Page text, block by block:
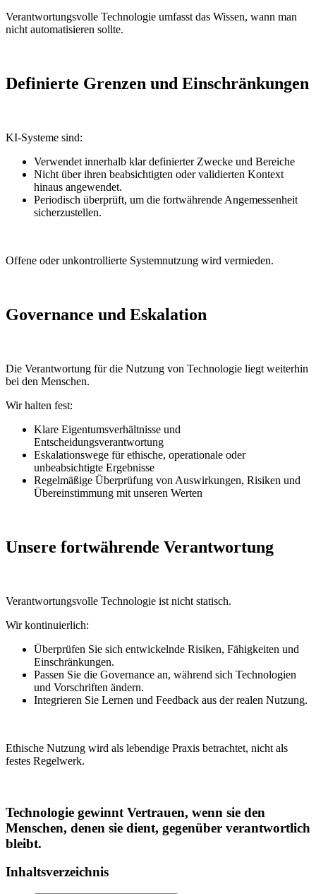
Verantwortungsvolle Technologie umfasst das Wissen, wann man
nicht automatisieren sollte.
Definierte Grenzen und Einschränkungen
KI-Systeme sind:
Verwendet innerhalb klar definierter Zwecke und Bereiche
Nicht über ihren beabsichtigten oder validierten Kontext
hinaus angewendet.
Periodisch überprüft, um die fortwährende Angemessenheit
sicherzustellen.
Offene oder unkontrollierte Systemnutzung wird vermieden.
Governance und Eskalation
Die Verantwortung für die Nutzung von Technologie liegt weiterhin
bei den Menschen.
Wir halten fest:
Klare Eigentumsverhältnisse und
Entscheidungsverantwortung
Eskalationswege für ethische, operationale oder
unbeabsichtigte Ergebnisse
Regelmäßige Überprüfung von Auswirkungen, Risiken und
Übereinstimmung mit unseren Werten
Unsere fortwährende Verantwortung
Verantwortungsvolle Technologie ist nicht statisch.
Wir kontinuierlich:
Überprüfen Sie sich entwickelnde Risiken, Fähigkeiten und
Einschränkungen.
Passen Sie die Governance an, während sich Technologien
und Vorschriften ändern.
Integrieren Sie Lernen und Feedback aus der realen Nutzung.
Ethische Nutzung wird als lebendige Praxis betrachtet, nicht als
festes Regelwerk.
Technologie gewinnt Vertrauen, wenn sie den
Menschen, denen sie dient, gegenüber verantwortlich
bleibt.
Inhaltsverzeichnis